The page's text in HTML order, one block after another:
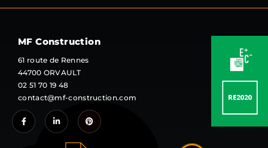
MF Construction
61 route de Rennes
44700 ORVAULT
02 51 70 19 48
contact@mf-construction.com